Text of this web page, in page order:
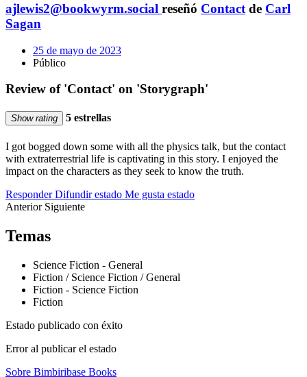
ajlewis2@bookwyrm.social reseñó Contact de Carl
Sagan
25 de mayo de 2023
Público
Review of 'Contact' on 'Storygraph'
Show rating 5 estrellas
I got bogged down some with all the physics talk, but the contact
with extraterrestrial life is captivating in this story. I enjoyed the
impact on the characters as they seek to know the truth.
Responder Difundir estado Me gusta estado
Anterior Siguiente
Temas
Science Fiction - General
Fiction / Science Fiction / General
Fiction - Science Fiction
Fiction
Estado publicado con éxito
Error al publicar el estado
Sobre Bimbiribase Books